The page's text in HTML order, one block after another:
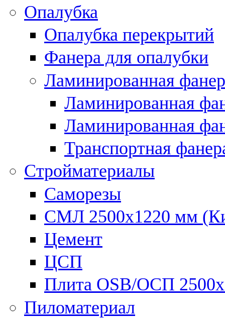
Опалубка
Опалубка перекрытий
Фанера для опалубки
Ламинированная
Ламинированная
Ламинированная
Транспортная
Стройматериалы
Саморезы
СМЛ 2500х1220 мм
Цемент
ЦСП
Плита OSB/ОСП
Пиломатериал